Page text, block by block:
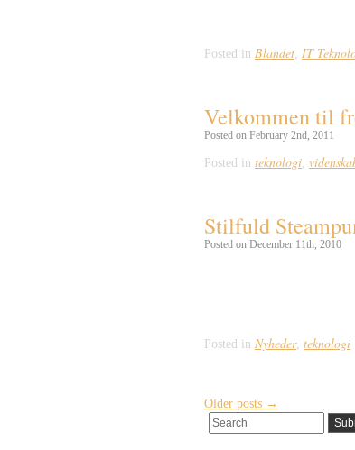
Posted in Blandet, IT
Velkommen til
Posted on February 2nd, 2011
Posted in teknologi,
Stilfuld
Posted on December 11th, 2010
Posted in Nyheder, teknologi
Older posts →